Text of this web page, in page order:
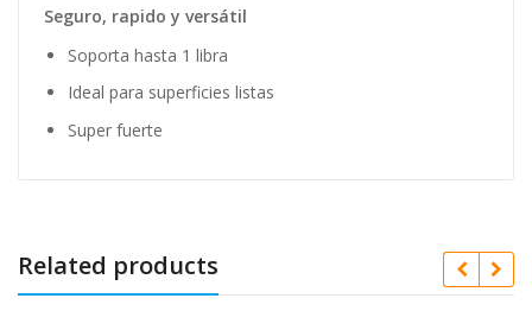
Seguro, rapido y versátil
Soporta hasta 1 libra
Ideal para superficies listas
Super fuerte
Related products